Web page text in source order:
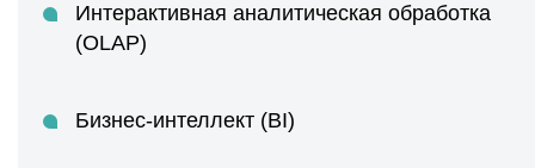
Интерактивная аналитическая обработка
(OLAP)
Бизнес-интеллект (BI)